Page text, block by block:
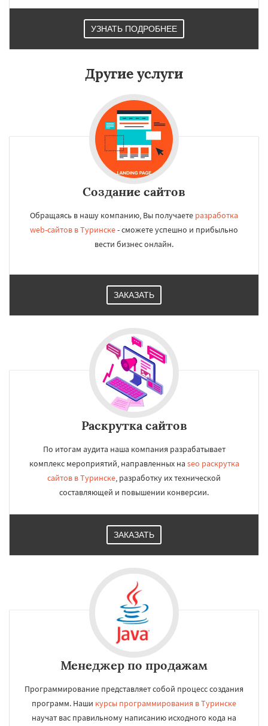
УЗНАТЬ ПОДРОБНЕЕ
Другие услуги
Создание сайтов
Обращаясь в нашу компанию, Вы получаете разработка
web-сайтов в Туринске- сможете успешно и прибыльно
вести бизнес онлайн.
ЗАКАЗАТЬ
Раскрутка сайтов
По итогам аудита наша компания разрабатывает
комплекс мероприятий, направленных на seo раскрутка
сайтов в Туринске, разработку их технической
составляющей и повышении конверсии.
ЗАКАЗАТЬ
Менеджер по продажам
Программирование представляет собой процесс создания
программ. Наши курсы программирования в Туринске
научат вас правильному написанию исходного кода на